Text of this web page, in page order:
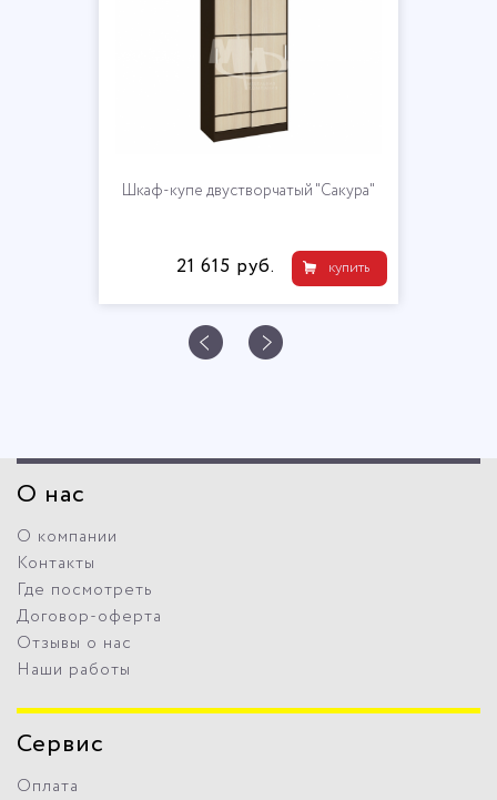
Шкаф-купе двустворчатый "Сакура"
купить
21 615 руб.
О нас
О компании
Контакты
Где посмотреть
Договор-оферта
Отзывы о нас
Наши работы
Сервис
Оплата